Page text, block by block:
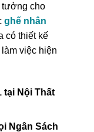
tưởng cho
ghế nhân
có thiết kế
việc hiện
tại Nội Thất
Ngân Sách